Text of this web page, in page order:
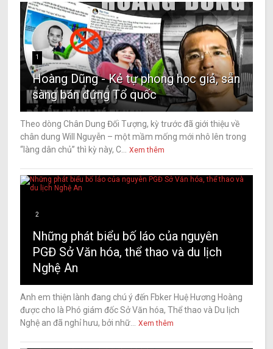
1
Hoàng Dũng - Kẻ tự phong học giả, sẵn
sàng bán đứng Tổ quốc
Theo dòng Chân Dung Đối Tượng, kỳ trước đã giới thiệu về
chân dung Will Nguyễn – một mầm mống mới nhô lên trong
“làng dân chủ” thì kỳ này, C...
Xem thêm
2
Những phát biểu bố láo của nguyên
PGĐ Sở Văn hóa, thể thao và du lịch
Nghệ An
Anh em thiện lành đang chú ý đến Fbker Huệ Hương Hoàng
được cho là Phó giám đốc Sở Văn hóa, Thể thao và Du lịch
Nghệ an đã nghỉ hưu, bởi nhữ...
Xem thêm